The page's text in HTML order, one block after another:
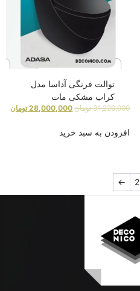
توالت فرنگی آداسا مدل
کراب مشکی مات
31,220,000 تومان 28,000,000 تومان
افزودن به سبد خرید
2
←